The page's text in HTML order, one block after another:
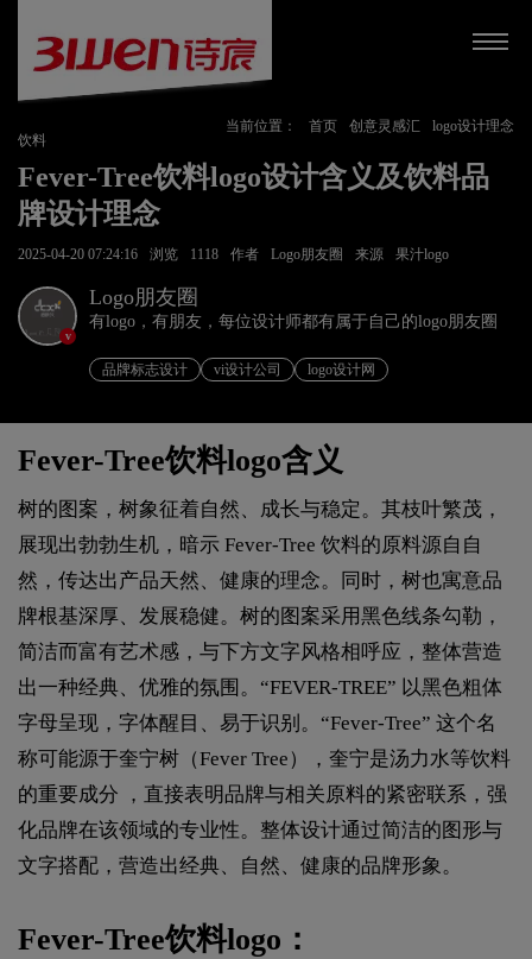
当前位置： 首页 创意灵感汇
logo设计理念
饮料
Fever-Tree饮料logo设计含义及饮料品
牌设计理念
2025-04-20 07:24:16 浏览 1118 作者 Logo朋友圈 来源 果汁logo
v
Logo朋友圈
有logo，有朋友，每位设计师都有属于自己的logo朋友圈
品牌标志设计 vi设计公司 logo设计网
Fever-Tree饮料logo含义
树的图案，树象征着自然、成长与稳定。其枝叶繁茂，
展现出勃勃生机，暗示 Fever-Tree 饮料的原料源自自
然，传达出产品天然、健康的理念。同时，树也寓意品
牌根基深厚、发展稳健。树的图案采用黑色线条勾勒，
简洁而富有艺术感，与下方文字风格相呼应，整体营造
出一种经典、优雅的氛围。“FEVER-TREE” 以黑色粗体
字母呈现，字体醒目、易于识别。“Fever-Tree” 这个名
称可能源于奎宁树（Fever Tree），奎宁是汤力水等饮料
的重要成分 ，直接表明品牌与相关原料的紧密联系，强
化品牌在该领域的专业性。整体设计通过简洁的图形与
文字搭配，营造出经典、自然、健康的品牌形象。
Fever-Tree饮料logo：